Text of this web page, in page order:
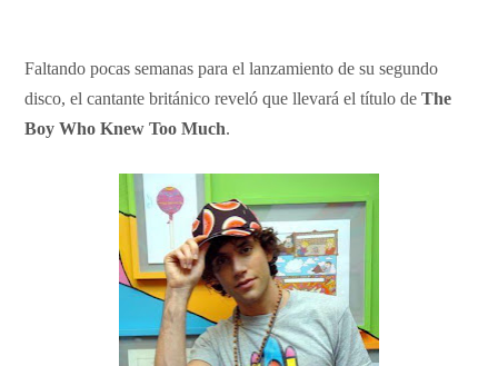
Música nueva
Faltando pocas semanas para el lanzamiento de su segundo
disco, el cantante británico reveló que llevará el título deThe
Boy Who Knew Too Much.